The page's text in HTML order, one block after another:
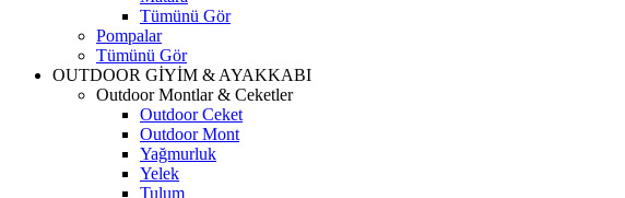
Tümünü Gör
Pompalar
Tümünü Gör
OUTDOOR GİYİM & AYAKKABI
Outdoor Montlar & Ceketler
Outdoor Ceket
Outdoor Mont
Yağmurluk
Yelek
Tulum